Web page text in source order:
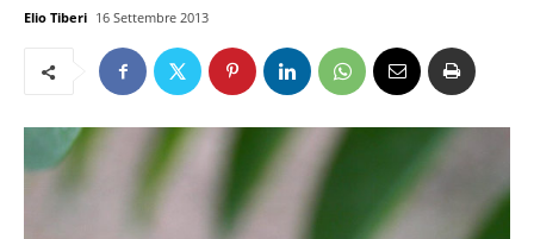
Elio Tiberi 16 Settembre 2013